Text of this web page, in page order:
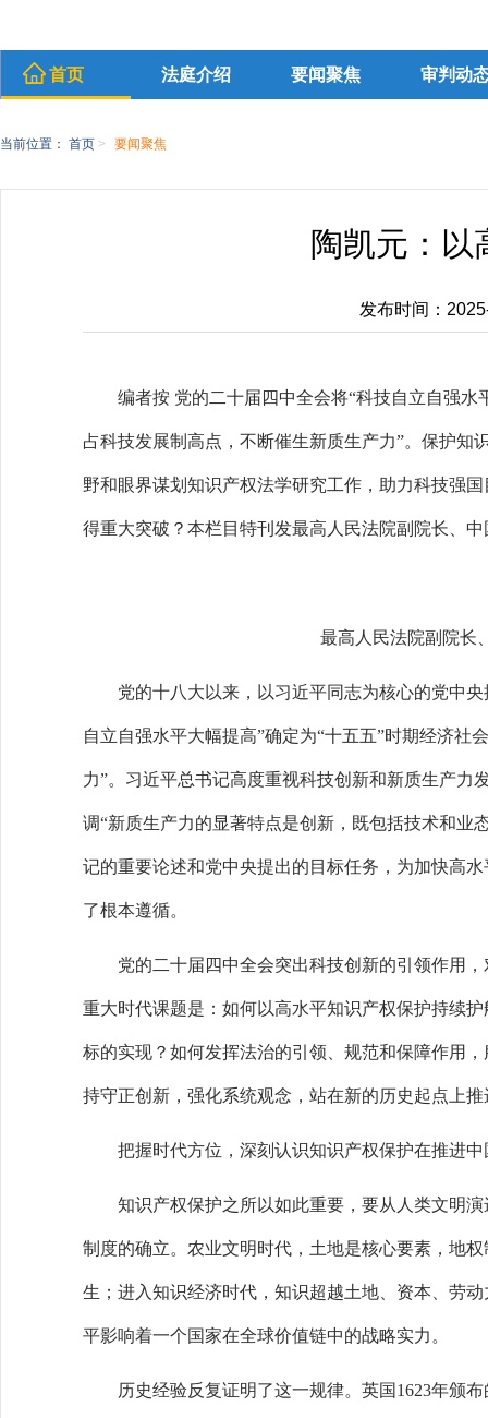
首页 法庭介绍 要闻聚焦 审判动
当前位置： 首页 > 要闻聚焦
陶凯元：以
发布时间：
编者按 党的二十届四中全会将“科技自立自强
占科技发展制高点，不断催生新质生产力”。保护
野和眼界谋划知识产权法学研究工作，助力科技强
得重大突破？本栏目特刊发最高人民法院副院长、
最高人民法院副院长
党的十八大以来，以习近平同志为核心的党中央
自立自强水平大幅提高”确定为“十五五”时期经济
力”。习近平总书记高度重视科技创新和新质生产力
调“新质生产力的显著特点是创新，既包括技术和业
记的重要论述和党中央提出的目标任务，为加快高
了根本遵循。
党的二十届四中全会突出科技创新的引领作用，
重大时代课题是：如何以高水平知识产权保护持续
标的实现？如何发挥法治的引领、规范和保障作用
持守正创新，强化系统观念，站在新的历史起点上
把握时代方位，深刻认识知识产权保护在推进中
知识产权保护之所以如此重要，要从人类文明演
制度的确立。农业文明时代，土地是核心要素，地
生；进入知识经济时代，知识超越土地、资本、劳
平影响着一个国家在全球价值链中的战略实力。
历史经验反复证明了这一规律。英国1623年颁布